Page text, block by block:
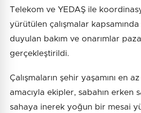
Telekom ve YEDAŞ ile
yürütülen çalışmalar
duyulan bakım ve onarımlar
gerçekleştirildi.
Çalışmaların şehir yaşamını en
amacıyla ekipler, sabahın erken
sahaya inerek yoğun bir mesai